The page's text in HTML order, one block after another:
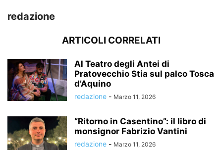
redazione
ARTICOLI CORRELATI
Al Teatro degli Antei di
Pratovecchio Stia sul palco Tosca
d’Aquino
redazione - Marzo 11, 2026
“Ritorno in Casentino”: il libro di
monsignor Fabrizio Vantini
redazione - Marzo 11, 2026